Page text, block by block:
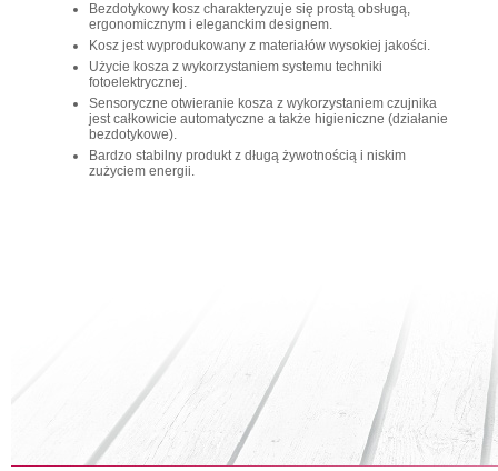
Bezdotykowy kosz charakteryzuje się prostą obsługą,
ergonomicznym i eleganckim designem.
Kosz jest wyprodukowany z materiałów wysokiej jakości.
Użycie kosza z wykorzystaniem systemu techniki
fotoelektrycznej.
Sensoryczne otwieranie kosza z wykorzystaniem czujnika
jest całkowicie automatyczne a także higieniczne (działanie
bezdotykowe).
Bardzo stabilny produkt z długą żywotnością i niskim
zużyciem energii.